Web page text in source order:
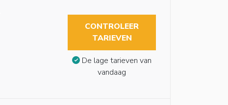
CONTROLEER
TARIEVEN
De lage tarieven van
vandaag